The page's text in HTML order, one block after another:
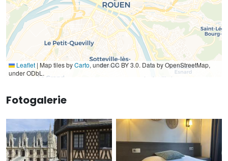
Leaflet | Map tiles byCarto, under CC BY 3.0. Data by OpenStreetMap,
under ODbL.
Fotogalerie